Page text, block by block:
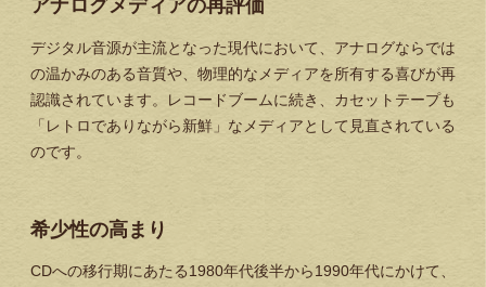
アナログメディアの再評価
デジタル音源が主流となった現代において、アナログならでは
の温かみのある音質や、物理的なメディアを所有する喜びが再
認識されています。レコードブームに続き、カセットテープも
「レトロでありながら新鮮」なメディアとして見直されている
のです。
希少性の高まり
CDへの移行期にあたる1980年代後半から1990年代にかけて、